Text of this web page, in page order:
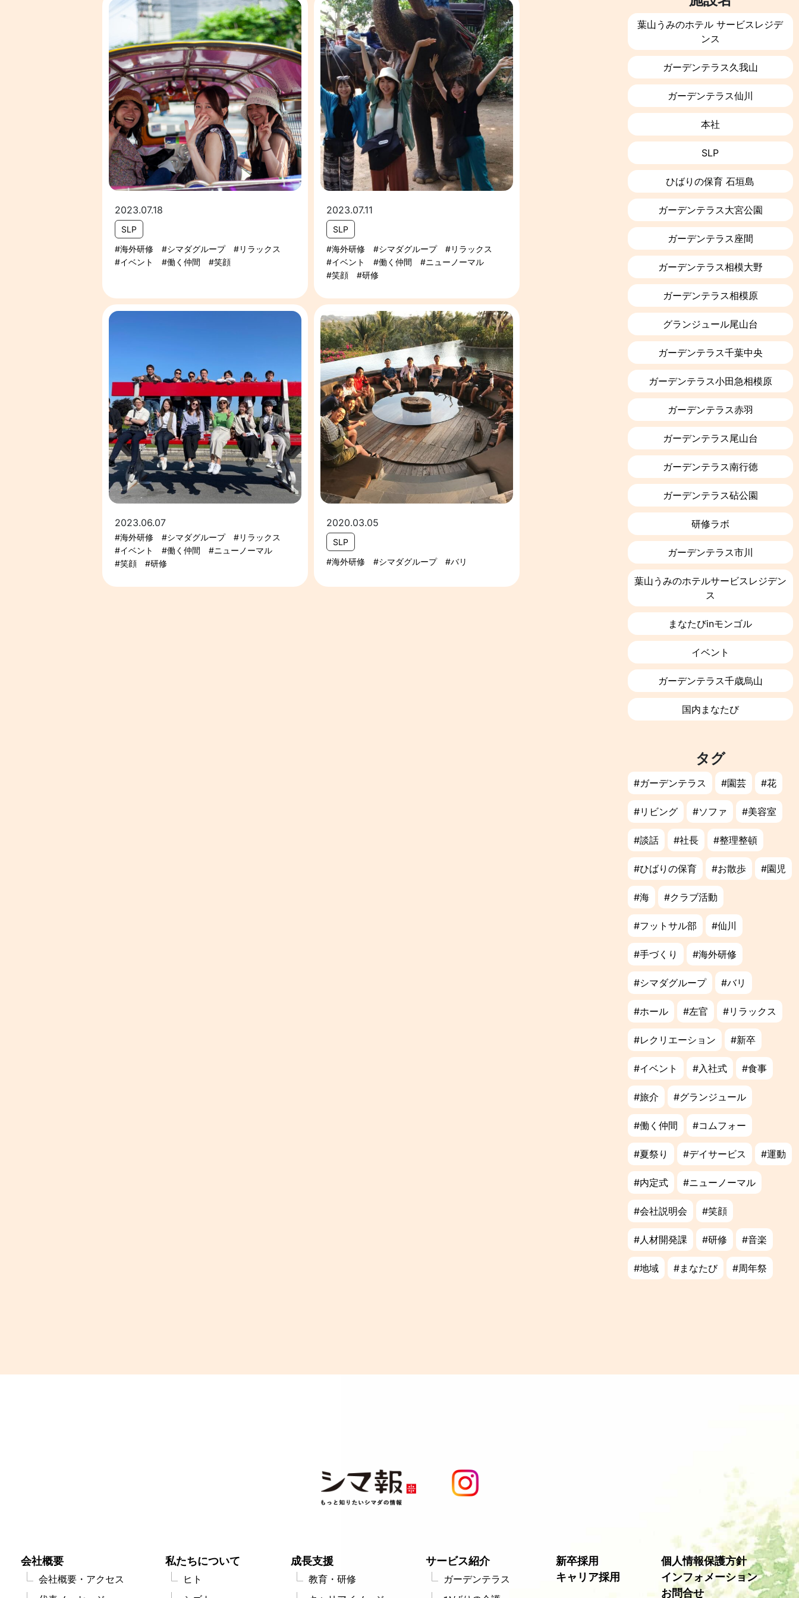
2023.07.18
SLP
海外研修
シマダグループ
リラックス
イベント
働く仲間 笑顔
2023.07.11
SLP
海外研修
シマダグループ
リラックス
イベント
働く仲間
ニューノーマル
笑顔
研修
2023.06.07
海外研修 シマダグループ
リラックス
イベント
働く仲間
ニューノーマル
笑顔
研修
2020.03.05
SLP
海外研修
シマダグループ バリ
葉山うみのホテル サービスレジデ
ンス
ガーデンテラス久我山
ガーデンテラス仙川
本社
SLP
ひばりの保育 石垣島
ガーデンテラス大宮公園
ガーデンテラス座間
ガーデンテラス相模大野
ガーデンテラス相模原
グランジュール尾山台
ガーデンテラス千葉中央
ガーデンテラス小田急相模原
ガーデンテラス赤羽
ガーデンテラス尾山台
ガーデンテラス南行徳
ガーデンテラス砧公園
研修ラボ
ガーデンテラス市川
葉山うみのホテルサービスレジデン
ス
まなたびinモンゴル
イベント
ガーデンテラス千歳烏山
国内まなたび
タグ
ガーデンテラス 園芸 花
リビング ソファ 美容室
談話 社長 整理整頓
ひばりの保育 お散歩 園児
海 クラブ活動
フットサル部 仙川
手づくり 海外研修
シマダグループ バリ
ホール 左官 リラックス
レクリエーション 新卒
イベント 入社式 食事
旅介 グランジュール
働く仲間 コムフォー
夏祭り デイサービス 運動
内定式 ニューノーマル
会社説明会 笑顔
人材開発課 研修 音楽
地域 まなたび 周年祭
会社概要
会社概要・アクセス
私たちについて
ヒト
成長支援
教育・研修
サービス紹介
ガーデンテラス
新卒採用
キャリア採用
個人情報保護方針
インフォメーション
お問合せ